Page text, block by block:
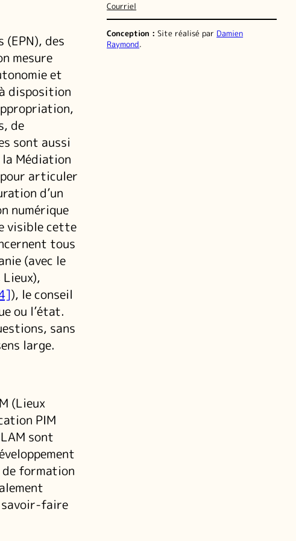
(EPN), des
mesure
et
disposition
de
sont aussi
la Médiation
articuler
d’un
numérique
visible cette
tous
(avec le
), le conseil
ou l’état.
sans
large.
(Lieux
PIM
sont
de formation
savoir-faire
Courriel
Conception : Site réalisé par Damien
Raymond.